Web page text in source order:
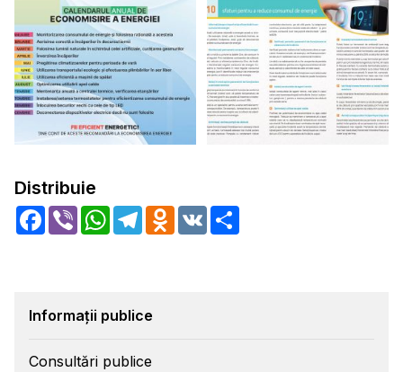
Distribuie
Facebook
Viber WhatsApp
TelegramOdnoklassniki
VK
Informații publice
Consultări publice